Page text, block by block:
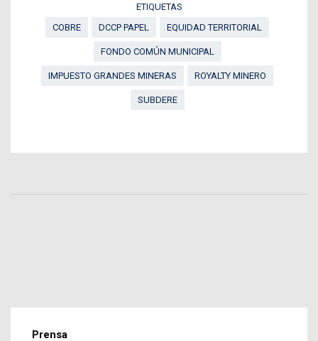
ETIQUETAS
COBRE
DCCP PAPEL EQUIDAD TERRITORIAL
FONDO COMÚN MUNICIPAL
IMPUESTO GRANDES MINERAS ROYALTY MINERO
SUBDERE
Prensa